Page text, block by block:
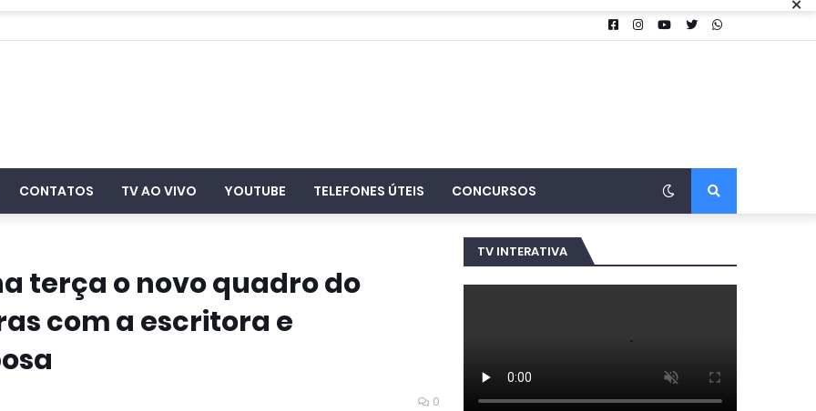
CONTATOS TV AO VIVO YOUTUBE TELEFONES ÚTEIS CONCURSOS
terça o novo quadro do
com a escritora e
0
TV INTERATIVA